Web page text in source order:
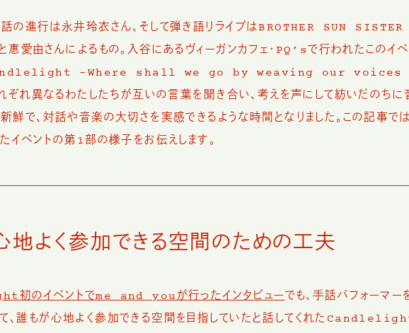
の進行は永井玲衣さん、そして弾き語りライブはBROTHER SUN SISTER
惠愛由さんによるもの。入谷にあるヴィーガンカフェ・PQ’sで行われたこのイベ
-Where shall we go by weaving our
ぞれ異なるわたしたちが互いの言葉を聞き合い、考えを声にして紡いだのち
鮮で、対話や音楽の大切さを実感できるような時間となりました。この記事で
イベントの第1部の様子をお伝えします。
地よく参加できる空間のための工夫
のイベントでme and youが行ったインタビューでも、手話パフォーマ
、誰もが心地よく参加できる空間を目指していたと話してくれた